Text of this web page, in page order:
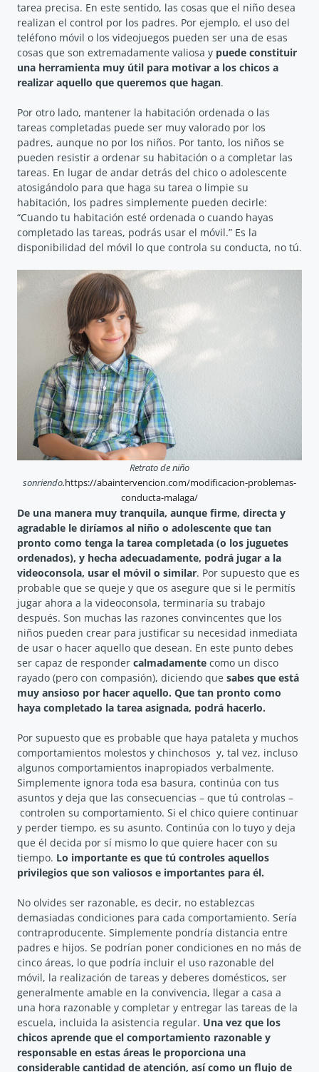
tarea precisa. En este sentido, las cosas que el niño desea
realizan el control por los padres. Por ejemplo, el uso del
teléfono móvil o los videojuegos pueden ser una de esas
cosas que son extremadamente valiosa y puede constituir
una herramienta muy útil para motivar a los chicos a
realizar aquello que queremos que hagan.
Por otro lado, mantener la habitación ordenada o las
tareas completadas puede ser muy valorado por los
padres, aunque no por los niños. Por tanto, los niños se
pueden resistir a ordenar su habitación o a completar las
tareas. En lugar de andar detrás del chico o adolescente
atosigándolo para que haga su tarea o limpie su
habitación, los padres simplemente pueden decirle:
“Cuando tu habitación esté ordenada o cuando hayas
completado las tareas, podrás usar el móvil.” Es la
disponibilidad del móvil lo que controla su conducta, no tú.
Retrato de niño
sonriendo.https://abaintervencion.com/modificacion-problemas-
conducta-malaga/
De una manera muy tranquila, aunque firme, directa y
agradable le diríamos al niño o adolescente que tan
pronto como tenga la tarea completada (o los juguetes
ordenados), y hecha adecuadamente, podrá jugar a la
videoconsola, usar el móvil o similar. Por supuesto que es
probable que se queje y que os asegure que si le permitís
jugar ahora a la videoconsola, terminaría su trabajo
después. Son muchas las razones convincentes que los
niños pueden crear para justificar su necesidad inmediata
de usar o hacer aquello que desean. En este punto debes
ser capaz de responder calmadamente como un disco
rayado (pero con compasión), diciendo que sabes que está
muy ansioso por hacer aquello. Que tan pronto como
haya completado la tarea asignada, podrá hacerlo.
Por supuesto que es probable que haya pataleta y muchos
comportamientos molestos y chinchosos y, tal vez, incluso
algunos comportamientos inapropiados verbalmente.
Simplemente ignora toda esa basura, continúa con tus
asuntos y deja que las consecuencias – que tú controlas –
controlen su comportamiento. Si el chico quiere continuar
y perder tiempo, es su asunto. Continúa con lo tuyo y deja
que él decida por sí mismo lo que quiere hacer con su
tiempo. Lo importante es que tú controles aquellos
privilegios que son valiosos e importantes para él.
No olvides ser razonable, es decir, no establezcas
demasiadas condiciones para cada comportamiento. Sería
contraproducente. Simplemente pondría distancia entre
padres e hijos. Se podrían poner condiciones en no más de
cinco áreas, lo que podría incluir el uso razonable del
móvil, la realización de tareas y deberes domésticos, ser
generalmente amable en la convivencia, llegar a casa a
una hora razonable y completar y entregar las tareas de la
escuela, incluida la asistencia regular. Una vez que los
chicos aprende que el comportamiento razonable y
responsable en estas áreas le proporciona una
considerable cantidad de atención, así como un flujo de